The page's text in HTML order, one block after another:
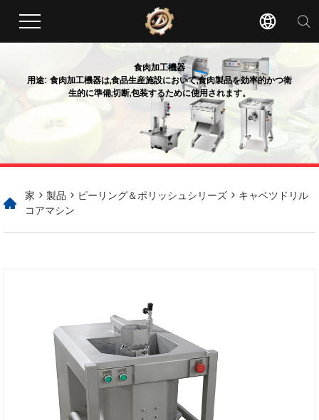
食肉加工機器
用途: 食肉加工機器は,食品生産施設において,食肉製品を効率的かつ衛
生的に準備,切断,包装するために使用されます。
家 > 製品 > ピーリング＆ポリッシュシリーズ > キャベツドリル
コアマシン